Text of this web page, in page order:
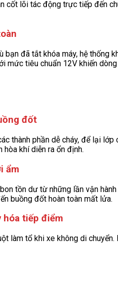
cốt lõi tác động trực tiếp đến
đã tắt khóa máy, hệ
mức tiêu chuẩn 12V khiến
đốt
thành phần dễ cháy, để lại
khí diễn ra ổn định.
ẩm
tồn dư từ những lần vận
buồng đốt hoàn toàn mất lửa.
hóa tiếp điểm
tổ khi xe không di